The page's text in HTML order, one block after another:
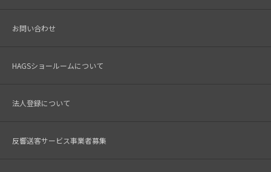
お問い合わせ
HAGSショールームについて
法人登録について
反響送客サービス事業者募集